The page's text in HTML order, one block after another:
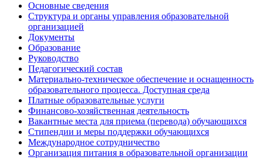
Основные сведения
Структура и органы управления образовательной
организацией
Документы
Образование
Руководство
Педагогический состав
Материально-техническое обеспечение и оснащенность
образовательного процесса. Доступная среда
Платные образовательные услуги
Финансово-хозяйственная деятельность
Вакантные места для приема (перевода) обучающихся
Стипендии и меры поддержки обучающихся
Международное сотрудничество
Организация питания в образовательной организации